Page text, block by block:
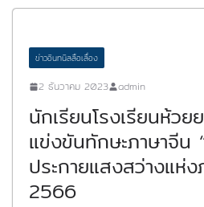
ข่าวอินทนิลลือเลื่อง
2 ธันวาคม 2023 admin
นักเรียนโรงเรียนห้วย
แข่งขันทักษะภาษาจีน
ประกายแสงสว่างแห่ง
2566